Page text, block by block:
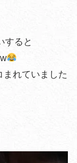
すると
まれていました